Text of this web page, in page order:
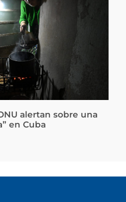
alertan sobre una
en Cuba